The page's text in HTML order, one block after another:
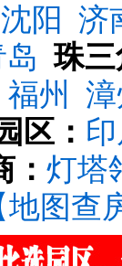
沈阳
济
珠
福州
区：
灯塔
地图查